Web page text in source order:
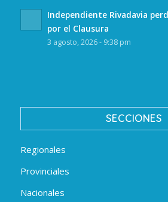
Independiente Rivadavia
por el Clausura
3 agosto, 2026 - 9:38 pm
SECCIONES
Regionales
Provinciales
Nacionales